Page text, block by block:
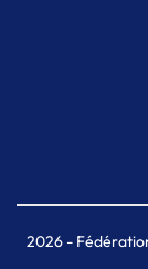
2026-